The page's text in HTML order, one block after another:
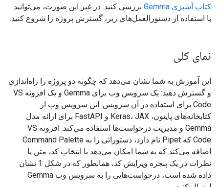
کتاب آشپزی Gemma
بررسی کنید. در غیر این صورت، می‌توانید
با استفاده از دستورالعمل‌های زیر، گسترش پروژه را شروع کنید.
نمای کلی
این آموزش به شما نشان می‌دهد که چگونه دو پروژه را راه‌اندازی
و گسترش دهید: یک سرویس وب برای Gemma و یک افزونه VS
Code برای استفاده در آن سرویس. این سرویس وب از
کتابخانه‌های پایتون، Keras، JAX و FastAPI برای ارائه مدل
Gemma و مدیریت درخواست‌ها استفاده می‌کند. افزونه VS
Code که Pipet نام دارد، دستوراتی را به Command Palette
اضافه می‌کند که به شما امکان می‌دهد با انتخاب کد، متن یا
نظرات در یک پنجره ویرایش کد، همانطور که در شکل 1 نشان
داده شده است، درخواست‌هایی را به سرویس وب Gemma